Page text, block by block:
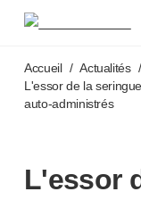
Aiguilles
®
Unifine
Unifine
TriCare
Ponction
Accueil / Actualités /
L'essor de la
auto-administrés
L'essor